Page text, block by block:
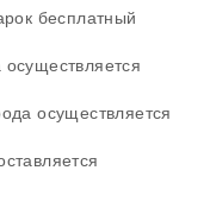
бесплатный
осуществляется